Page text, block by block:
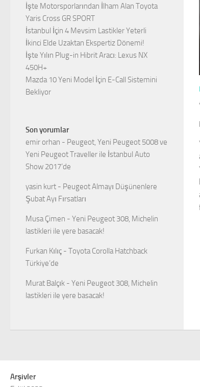
İşte Motorsporlarından İlham Alan Toyota
Yaris Cross GR SPORT
İstanbul İçin 4 Mevsim Lastikler Yeterli
İkinci Elde Uzaktan Ekspertiz Dönemi!
İşte Yılın Plug-in Hibrit Aracı: Lexus NX
450H+
Mazda 10 Yeni Model İçin E-Call Sistemini
Bekliyor
Son yorumlar
emir orhan - Peugeot, Yeni Peugeot 5008 ve
Yeni Peugeot Traveller ile İstanbul Auto
Show 2017’de
yasin kurt - Peugeot Almayı Düşünenlere
Şubat Ayı Fırsatları
Musa Çimen - Yeni Peugeot 308, Michelin
lastikleri ile yere basacak!
Furkan Kılıç - Toyota Corolla Hatchback
Türkiye’de
Murat Balçık - Yeni Peugeot 308, Michelin
lastikleri ile yere basacak!
Arşivler